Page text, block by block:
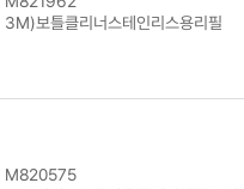
3M)보틀클리너스테인리스용리필
M820575